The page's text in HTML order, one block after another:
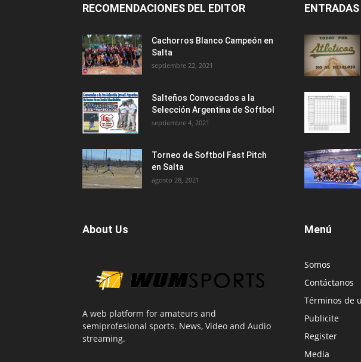
RECOMENDACIONES DEL EDITOR
Cachorros Blanco Campeón en
Salta
septiembre 22, 2021
Salteños Convocados a la
Selección Argentina de Softbol
septiembre 4, 2021
Torneo de Softbol Fast Pitch
en Salta
agosto 28, 2021
About Us
A web platform for amateurs and
semiprofesional sports. News, Video and Audio
streaming.
Menú
Somos
Contáctanos
Términos de
Publicite
Register
Media